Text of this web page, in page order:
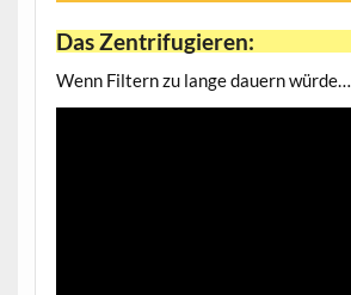
Das Zentrifugieren:
Wenn Filtern zu lange dauern würde…